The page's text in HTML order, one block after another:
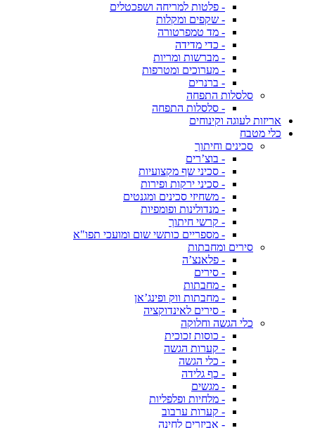
- פלטות למריחה ושפכטלים
- שקפים ומקלות
- מד טמפרטורה
- כדי מדידה
- מברשות ומריות
- מערוכים ומטרפות
- ברנרים
סלסלות התפחה
- סלסלות התפחה
אריזות לעוגה וקינוחים
כלי מטבח
סכינים וחיתוך
- בוצ’רים
- סכיני שף מקצועיות
- סכיני ירקות ופירות
- משחיזי סכינים ומגנטים
- מנדולינות ופומפיות
- קרשי חיתוך
- מספריים כותשי שום ומועכי תפו"א
סירים ומחבתות
- פלאנצ’ה
- סירים
- מחבתות
- מחבתות ווק ופינג’אן
- סירים לאינדוקציה
כלי הגשה וחלוקה
- כוסות זכוכית
- קערות הגשה
- כלי הגשה
- כף גלידה
- מגשים
- מלחיות ופלפליות
- קערות ערבוב
- אביזרים לחינה